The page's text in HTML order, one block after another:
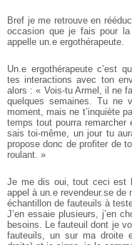
Bref je me retrouve en
occasion que je fais pour
appelle un.e ergothérapeute.
Un.e ergothérapeute c’est
tes interactions avec ton
alors : « Vois-tu Armel, il ne
quelques semaines. Tu ne
moment, mais ne t’inquiète
temps tout pourra remarcher
sais toi-même, un jour tu
propose donc de profiter de
roulant. »
Je me dis oui, tout ceci est
appel à un.e revendeur.se de
échantillon de fauteuils à
J’en essaie plusieurs, j’en
besoins. Le fauteuil dont je
fauteuils, un sur ma droite